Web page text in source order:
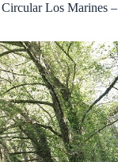
Los Marines –